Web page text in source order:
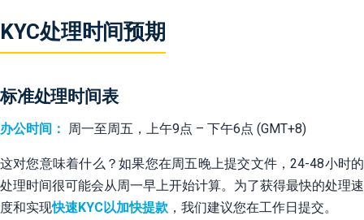
KYC处理时间预期
标准处理时间表
办公时间： 周一至周五，上午9点 – 下午6点 (GMT+8)
这对您意味着什么？如果您在周五晚上提交文件，24-48小时的
处理时间很可能会从周一早上开始计算。为了获得最快的处理速
度和实现快速KYC以加快提款 ，我们建议您在工作日提交。